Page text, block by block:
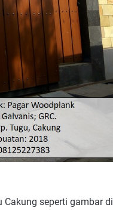
seperti gambar di